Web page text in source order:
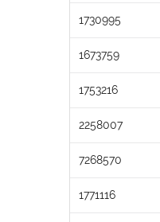
1730995
1673759
1753216
2258007
7268570
1771116